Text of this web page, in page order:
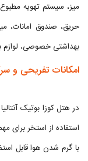
میز، سیستم تهویه
حریق، صندوق امانات،
بهداشتی خصوصی، لوازم
امکانات تفریحی و
در هتل کوزا بوتیک
استفاده از استخر برای
با گرم شدن هوا قابل